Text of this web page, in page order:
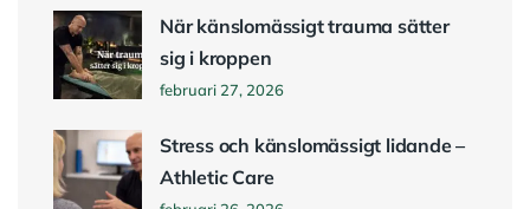
När känslomässigt trauma sätter
sig i kroppen
februari 27, 2026
Stress och känslomässigt lidande –
Athletic Care